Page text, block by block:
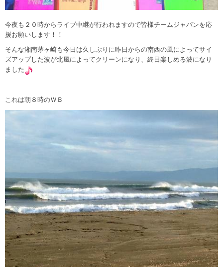
今夜も２０時からライブ中継が行われますので皆様チームジャパンを応
援お願いします！！
そんな湘南茅ヶ崎も今日は久しぶりに昨日からの南西の風によってサイ
ズアップした波が北風によってクリーンになり、終日楽しめる波になり
ました
これは朝８時のＷＢ